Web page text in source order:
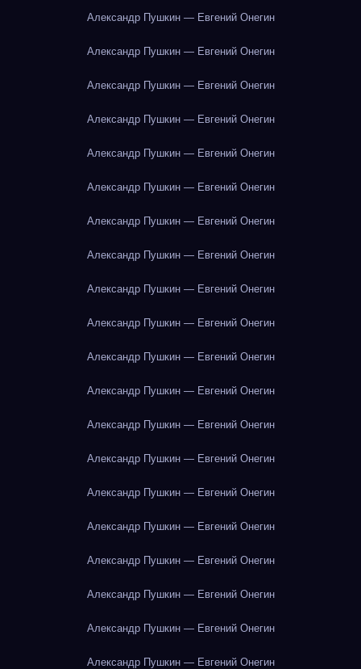
Александр Пушкин — Евгений Онегин
Александр Пушкин — Евгений Онегин
Александр Пушкин — Евгений Онегин
Александр Пушкин — Евгений Онегин
Александр Пушкин — Евгений Онегин
Александр Пушкин — Евгений Онегин
Александр Пушкин — Евгений Онегин
Александр Пушкин — Евгений Онегин
Александр Пушкин — Евгений Онегин
Александр Пушкин — Евгений Онегин
Александр Пушкин — Евгений Онегин
Александр Пушкин — Евгений Онегин
Александр Пушкин — Евгений Онегин
Александр Пушкин — Евгений Онегин
Александр Пушкин — Евгений Онегин
Александр Пушкин — Евгений Онегин
Александр Пушкин — Евгений Онегин
Александр Пушкин — Евгений Онегин
Александр Пушкин — Евгений Онегин
Александр Пушкин — Евгений Онегин